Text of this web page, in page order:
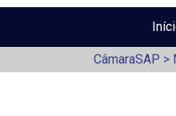
CâmaraSAP >